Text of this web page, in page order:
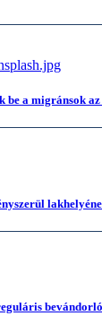
be a migránsok